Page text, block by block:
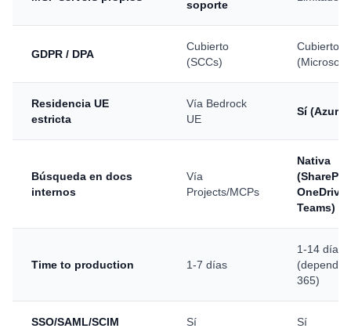
soporte
GDPR / DPA
Cubierto
(SCCs)
Cubierto
(Microsoft)
Residencia UE
estricta
Vía Bedrock
UE
Sí (Azure
Búsqueda en docs
internos
Vía
Projects/MCPs
Nativa
OneDrive,
Teams)
Time to production 1-7 días
1-14 días
(depende
365)
SSO/SAML/SCIM Sí Sí